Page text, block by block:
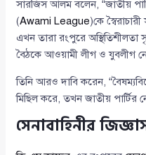
সারজিস আলম বলেন, “জাতীয়
(Awami League)কে
এখন তারা রংপুরে
বৈঠকে আওয়ামী লীগ ও যুবলীগ
তিনি আরও দাবি করেন,
মিছিল করে, তখন জাতীয় পার্টির
সেনাবাহিনীর